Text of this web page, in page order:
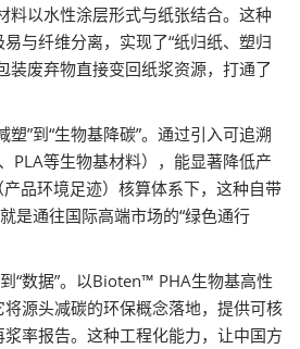
料以水性涂层形式与纸张结合。这种
与纤维分离，实现了“纸归纸、塑归
装废弃物直接变回纸浆资源，打通了
塑”到“生物基降碳”。通过引入可追溯
PLA等生物基材料），能显著降低产
产品环境足迹）核算体系下，这种自带
是通往国际高端市场的“绿色通行
到“数据”。以Bioten™ PHA生物基高性
源头减碳的环保概念落地，提供可核
率报告。这种工程化能力，让中国方